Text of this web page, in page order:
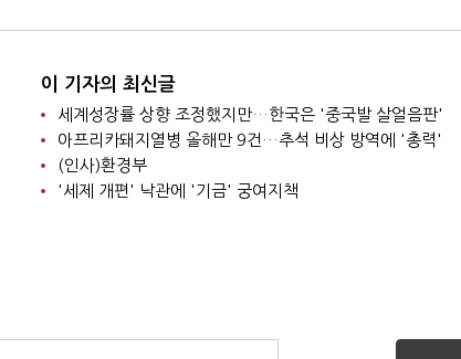
이 기자의 최신글
세계성장률 상향 조정했지만…한국은 '중국발 살얼음판'
아프리카돼지열병 올해만 9건…추석 비상 방역에 '총력'
(인사)환경부
'세제 개편' 낙관에 '기금' 궁여지책